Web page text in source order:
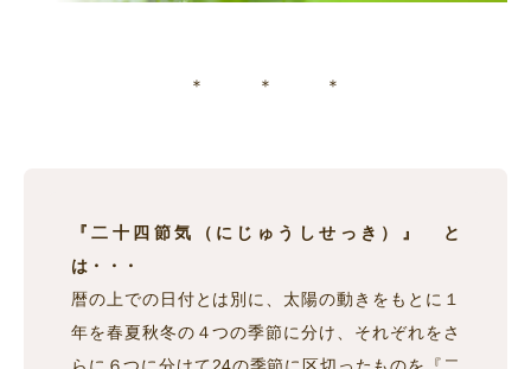
＊ ＊ ＊
『二十四節気（にじゅうしせっき）』 と
は・・・
暦の上での日付とは別に、太陽の動きをもとに１
年を春夏秋冬の４つの季節に分け、それぞれをさ